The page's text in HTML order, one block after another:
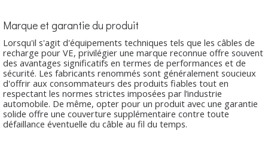
Marque et garantie du produit
Lorsqu'il s'agit d'équipements techniques tels que les câbles de
recharge pour VE, privilégier une marque reconnue offre souvent
des avantages significatifs en termes de performances et de
sécurité. Les fabricants renommés sont généralement soucieux
d'offrir aux consommateurs des produits fiables tout en
respectant les normes strictes imposées par l’industrie
automobile. De même, opter pour un produit avec une garantie
solide offre une couverture supplémentaire contre toute
défaillance éventuelle du câble au fil du temps.